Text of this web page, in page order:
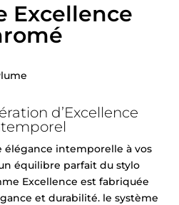
Excellence
d’Excellence
élégance intemporelle à vos
équilibre parfait du stylo
Excellence est fabriquée
et durabilité. le système